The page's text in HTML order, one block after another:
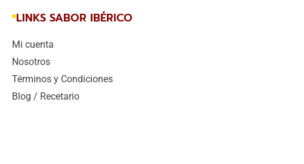
LINKS SABOR IBÉRICO
Mi cuenta
Nosotros
Términos y Condiciones
Blog / Recetario